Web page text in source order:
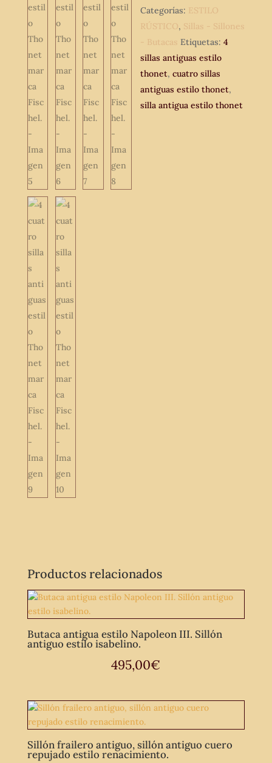
Fischel.
cantidad
Categorías: ESTILO
RÚSTICO, Sillas - Sillones
- Butacas Etiquetas:4
sillas antiguas estilo
thonet,cuatro sillas
antiguas estilo thonet,
silla antigua estilo thonet
Productos relacionados
Butaca antigua estilo Napoleon III. Sillón
antiguo estilo isabelino.
495,00€
Sillón frailero antiguo, sillón antiguo cuero
repujado estilo renacimiento.